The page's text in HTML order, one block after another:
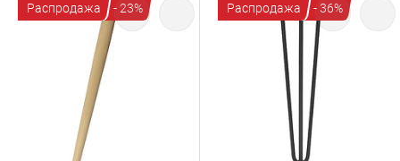
Распродажа - 23% Распродажа - 36%